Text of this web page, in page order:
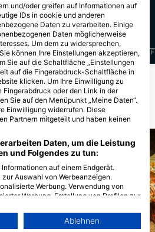
J F M A M J J A S O N D F
Tiere anzeigen
und/oder greifen auf Informationen auf
IDs in cookie und anderen
Daten zu verarbeiten. Einige
Daten möglicherweise
Um dem zu widersprechen,
können Ihre Einstellungen akzeptieren,
Sie auf die Schaltfläche „Einstellungen
auf die Fingerabdruck-Schaltfläche in
klicken. Um Ihre Einwilligung zu
oder den Link in der
Sie auf den Menüpunkt „Meine Daten“.
Einwilligung widerrufen. Diese
Partnern mitgeteilt und haben keinen
Daten, um die Leistung
und Folgendes zu tun:
auf einem Endgerät.
Auswahl von Werbeanzeigen.
Werbung. Verwendung von
Werbung. Erstellung von Profilen zur
der Werbeleistung. Messung der
von Zielgruppen durch Statistiken
Ablehnen